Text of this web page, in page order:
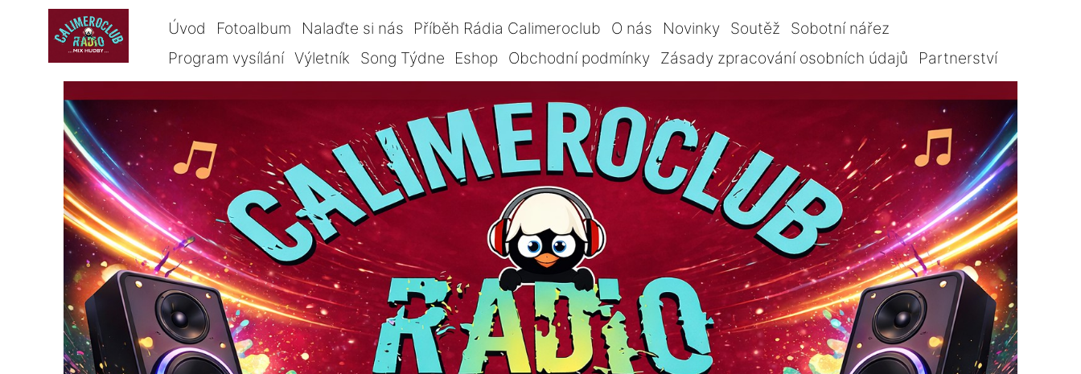
Úvod Fotoalbum Nalaďte si nás Příběh Rádia Calimeroclub O nás Novinky Soutěž
Sobotní nářez
Program vysílání Výletník Song Týdne Eshop Obchodní podmínky Zásady zpracování osobních údajů Partnerství